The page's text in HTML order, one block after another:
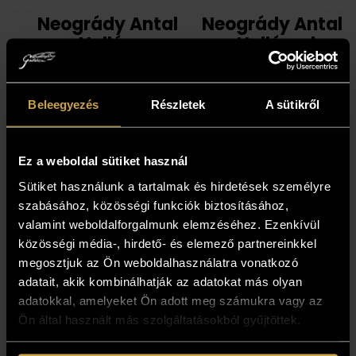
Beleegyezés Részletek A sütikről
Ez a weboldal sütiket használ
Sütiket használunk a tartalmak és hirdetések személyre
szabásához, közösségi funkciók biztosításához,
valamint weboldalforgalmunk elemzéséhez. Ezenkívül
közösségi média-, hirdető- és elemező partnereinkkel
megosztjuk az Ön weboldalhasználatra vonatkozó
adatait, akik kombinálhatják az adatokat más olyan
adatokkal, amelyeket Ön adott meg számukra vagy az
Ön által használt más szolgáltatásokból gyűjtöttek.
Neogrády Antal
- Hullám-
hegyek (40x50
cm)
237 000 Ft
Neogrády Antal
- Hullámok
hátán (28,5x30
cm)
257 000Ft